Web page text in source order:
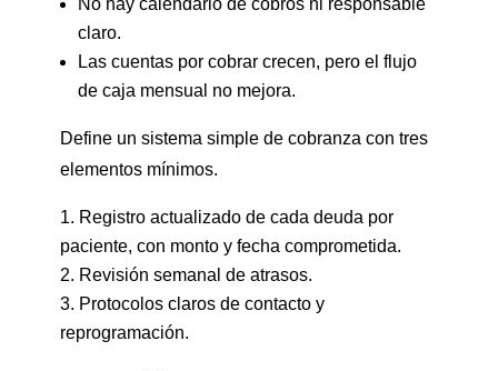
No hay calendario de cobros ni responsable
claro.
Las cuentas por cobrar crecen, pero el flujo
de caja mensual no mejora.
Define un sistema simple de cobranza con tres
elementos mínimos.
Registro actualizado de cada deuda por
paciente, con monto y fecha comprometida.
Revisión semanal de atrasos.
Protocolos claros de contacto y
reprogramación.